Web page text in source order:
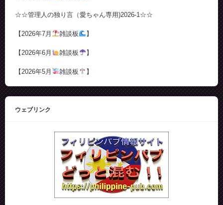
☆☆管理人の独り言（愛ちゃん専用)2026-1☆☆
【2026年7月 雑談板 】
【2026年6月 雑談板 】
【2026年5月 雑談板 】
ウェブリンク